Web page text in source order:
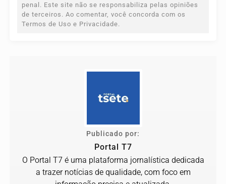
penal. Este site não se responsabiliza pelas opiniões
de terceiros. Ao comentar, você concorda com os
Termos de Uso e Privacidade.
Publicado por:
Portal T7
O Portal T7 é uma plataforma jornalística dedicada
a trazer notícias de qualidade, com foco em